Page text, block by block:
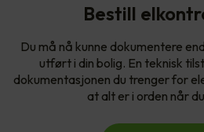
Bestill
Du må nå kunne dokumentere
utført i din bolig. En teknisk
dokumentasjonen du trenger for
at alt er i orden når